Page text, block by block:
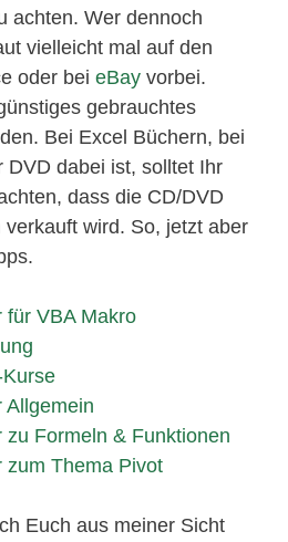
achten. Wer dennoch
vielleicht mal auf den
oder bei eBay vorbei.
gebrauchtes
Bei Excel Büchern, bei
DVD dabei ist, solltet Ihr
dass die CD/DVD
wird. So, jetzt aber
für VBA Makro
Allgemein
zu Formeln & Funktionen
zum Thema Pivot
Euch aus meiner Sicht